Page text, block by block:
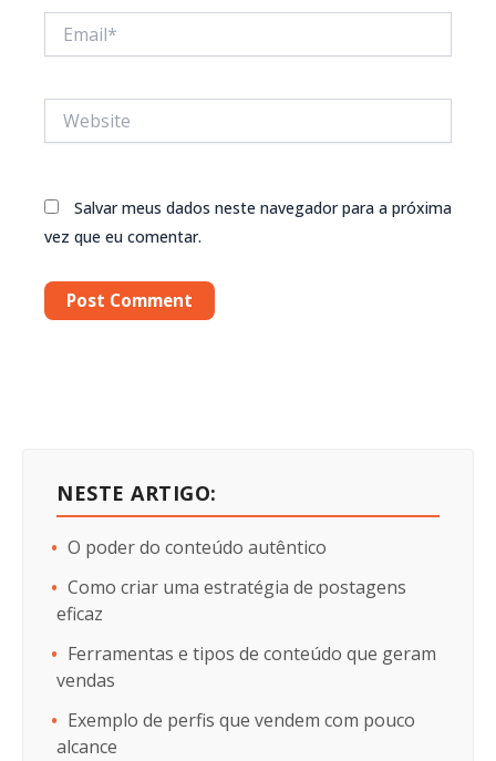
Salvar meus dados neste navegador para a próxima
vez que eu comentar.
NESTE ARTIGO:
O poder do conteúdo autêntico
Como criar uma estratégia de postagens
eficaz
Ferramentas e tipos de conteúdo que geram
vendas
Exemplo de perfis que vendem com pouco
alcance